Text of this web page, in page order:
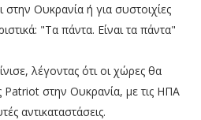
Ουκρανία ή για συστοιχίες
"Τα πάντα. Είναι τα πάντα"
λέγοντας ότι οι χώρες θα
Patriot στην Ουκρανία, με τις ΗΠΑ
αντικαταστάσεις.